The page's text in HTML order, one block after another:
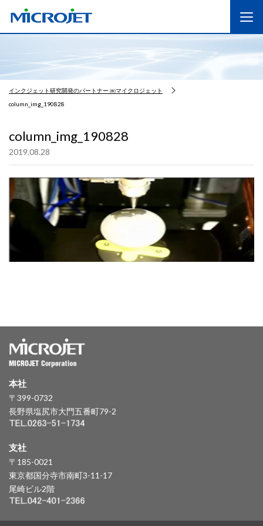
インクジェット研究開発のパートナー ㈱マイクロジェット
column_img_190828
column_img_190828
2019.08.28
本社
〒399-0732
長野県塩尻市大門五番町79-2
支社
〒185-0021
東京都国分寺市南町3-11-17
尾崎ビル2階